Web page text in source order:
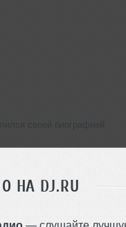
НА DJ.RU
— слушайте